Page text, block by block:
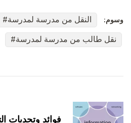
وسوم:
النقل من مدرسة لمدرسة
نقل طالب من مدرسة لمدرسة
بين
التدوينات
فوائد وتحديات